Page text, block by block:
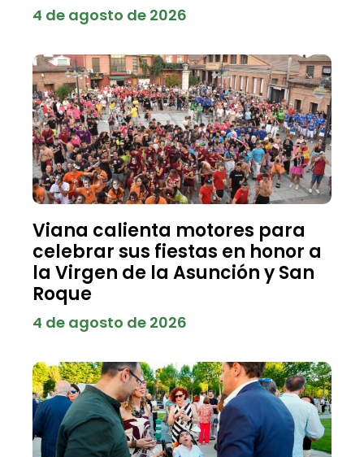
4 de agosto de 2026
Viana calienta motores para
celebrar sus fiestas en honor a
la Virgen de la Asunción y San
Roque
4 de agosto de 2026